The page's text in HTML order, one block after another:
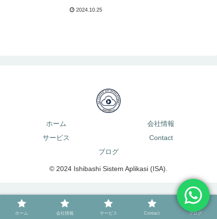
2024.10.25
ホーム
会社情報
サービス
Contact
ブログ
© 2024 Ishibashi Sistem Aplikasi (ISA).
ホーム 会社情報 サービス Contact ブログ